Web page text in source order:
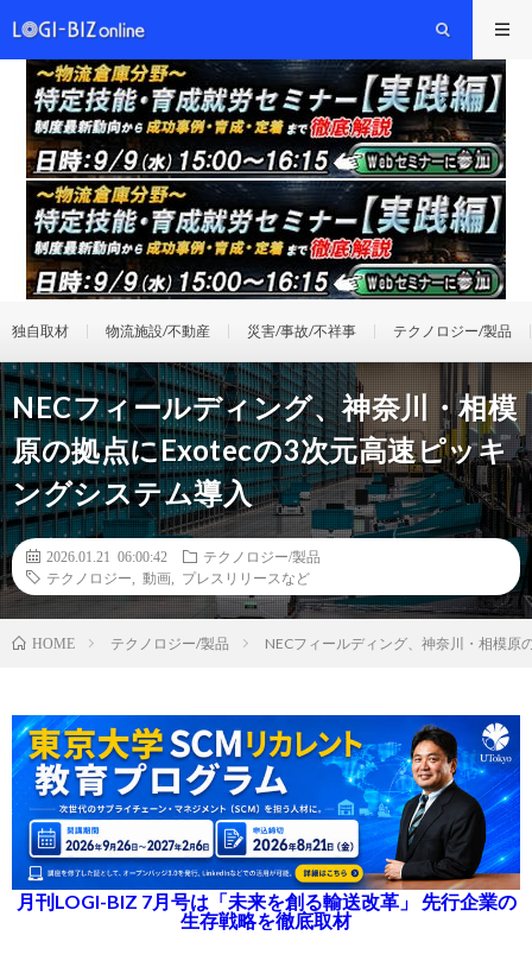
独自取材 物流施設/不動産 災害/事故/不祥事 テクノロジー/製品
NECフィールディング、神奈川・相模
原の拠点にExotecの3次元高速ピッキ
ングシステム導入
2026.01.21 06:00:42
テクノロジー/製品
テクノロジー
動画 プレスリリースなど
HOME テクノロジー/製品 NECフィールディング、神奈川・相模
月刊LOGI-BIZ 7月号は「未来を創る輸送改革」 先行企業の
生存戦略を徹底取材